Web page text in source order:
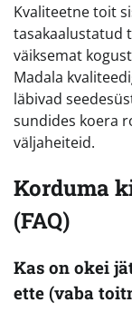
Kvaliteetne toit
tasakaalustatud
väiksemat
Madala
läbivad
sundides koera
väljaheiteid.
Korduma
(FAQ)
Kas on okei
ette (vaba